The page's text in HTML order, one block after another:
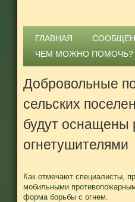
ГЛАВНАЯ
ЧЕМ МОЖНО ПОМОЧЬ?
Добровольные
сельских
будут оснащены
огнетушителями
Как отмечают специалисты,
мобильными
форма борьбы с огнем.